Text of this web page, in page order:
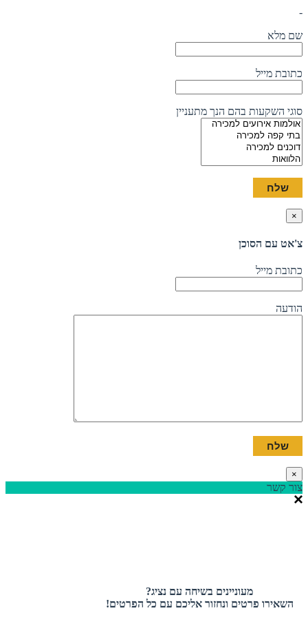
-
שם מלא
כתובת מייל
סוגי השקעות בהם הנך מתעניין
×
צ'אט עם הסוכן
כתובת מייל
הודעה
×
צור קשר
מעוניינים בשיחה עם נציג?
השאירו פרטים ונחזור אליכם עם כל הפרטים!